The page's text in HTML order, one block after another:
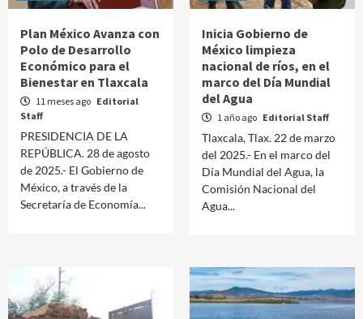
Plan México Avanza con
Polo de Desarrollo
Económico para el
Bienestar en Tlaxcala
11 meses ago Editorial
Staff
PRESIDENCIA DE LA
REPÚBLICA. 28 de agosto
de 2025.- El Gobierno de
México, a través de la
Secretaría de Economía...
Inicia Gobierno de
México limpieza
nacional de ríos, en el
marco del Día Mundial
del Agua
1 año ago Editorial Staff
Tlaxcala, Tlax. 22 de marzo
del 2025.- En el marco del
Día Mundial del Agua, la
Comisión Nacional del
Agua...